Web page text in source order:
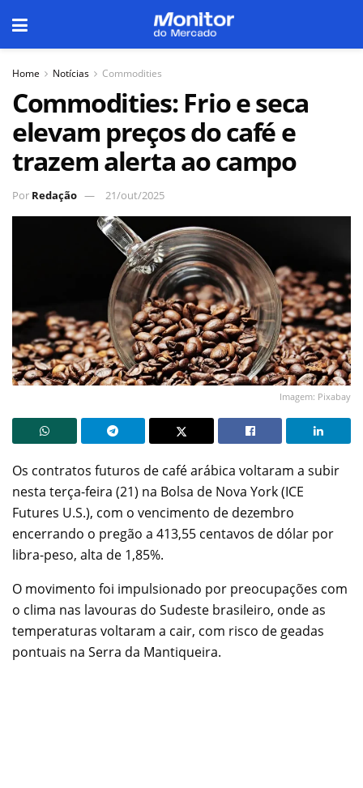
Home Notícias Commodities
Commodities: Frio e seca
elevam preços do café e
trazem alerta ao campo
Por Redação 21/out/2025
Imagem: Pixabay
Os contratos futuros de café arábica voltaram a subir
nesta terça-feira (21) na Bolsa de Nova York (ICE
Futures U.S.), com o vencimento de dezembro
encerrando o pregão a 413,55 centavos de dólar por
libra-peso, alta de 1,85%.
O movimento foi impulsionado por preocupações com
o clima nas lavouras do Sudeste brasileiro, onde as
temperaturas voltaram a cair, com risco de geadas
pontuais na Serra da Mantiqueira.